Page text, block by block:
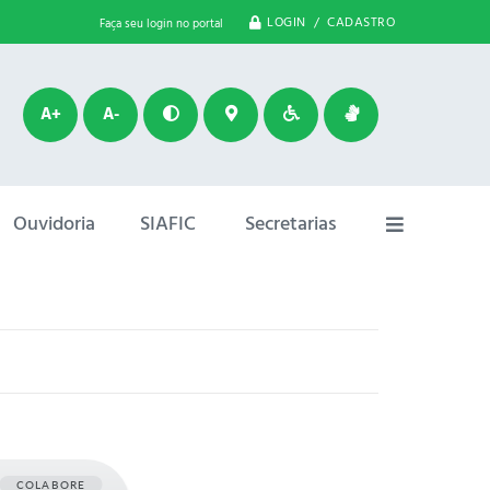
Faça seu login no portal LOGIN / CADASTRO
A+ A-
Ouvidoria SIAFIC Secretarias
COLABORE